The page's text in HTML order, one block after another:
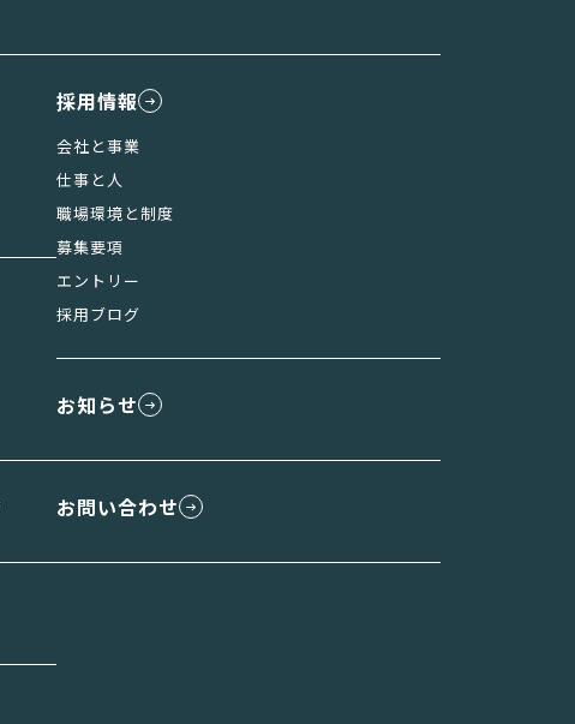
採用情報
会社と事業
仕事と人
職場環境と制度
募集要項
エントリー
採用ブログ
お知らせ
お問い合わせ